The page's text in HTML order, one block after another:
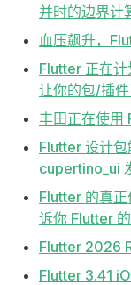
并时的边界计
血压飙升，
Flutter 正在计
让你的包/插
丰田正在使用
Flutter 设计
cupertino_ui
Flutter 的真
诉你 Flutter
Flutter 2026
Flutter 3.41